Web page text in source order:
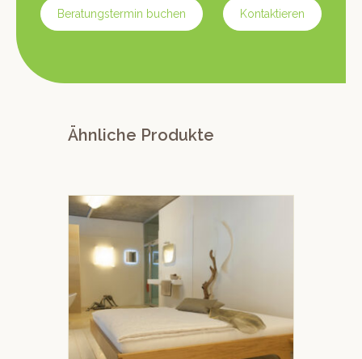
Beratungstermin buchen Kontaktieren
Ähnliche Produkte